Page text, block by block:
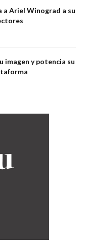
a Ariel Winograd a su
imagen y potencia su